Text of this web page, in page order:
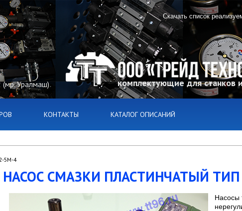
комплектующие для станков
(мр. Уралмаш)
Скачать список
КОНТАКТЫ КАТАЛОГ ОПИСАНИЙ
5М-4
НАСОС СМАЗКИ ПЛАСТИНЧАТЫЙ
Насосы